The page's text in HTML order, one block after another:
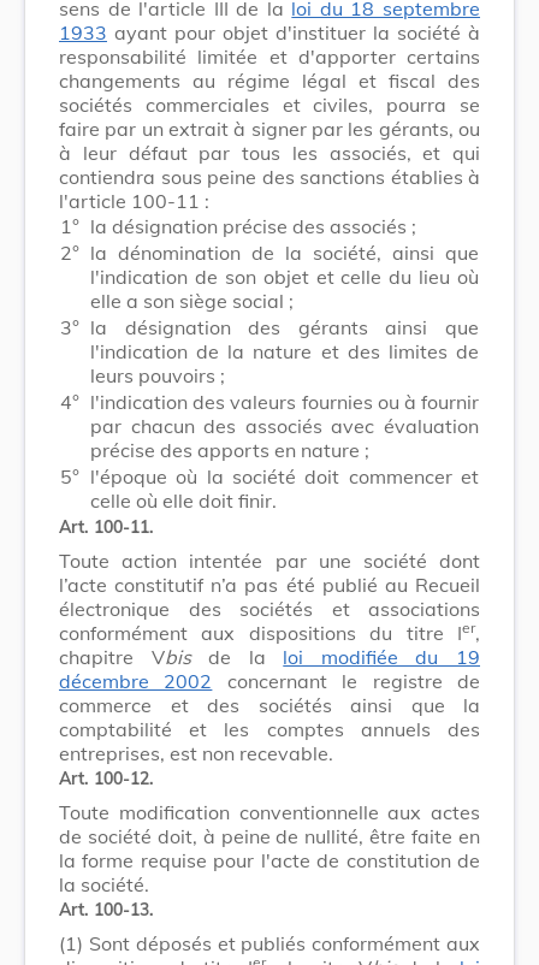
sens de l'article III de la loi du 18 septembre
1933 ayant pour objet d'instituer la société à
responsabilité limitée et d'apporter certains
changements au régime légal et fiscal des
sociétés commerciales et civiles, pourra se
faire par un extrait à signer par les gérants, ou
à leur défaut par tous les associés, et qui
contiendra sous peine des sanctions établies à
l'article 100-11 :
1° la désignation précise des associés ;
2° la dénomination de la société, ainsi que
l'indication de son objet et celle du lieu où
elle a son siège social ;
3° la désignation des gérants ainsi que
l'indication de la nature et des limites de
leurs pouvoirs ;
4° l'indication des valeurs fournies ou à fournir
par chacun des associés avec évaluation
précise des apports en nature ;
5° l'époque où la société doit commencer et
celle où elle doit finir.
Art. 100-11.
Toute action intentée par une société dont
l’acte constitutif n’a pas été publié au Recueil
électronique des sociétés et associations
conformément aux dispositions du titre Ier,
chapitre Vbisde la loi modifiée du 19
décembre 2002 concernant le registre de
commerce et des sociétés ainsi que la
comptabilité et les comptes annuels des
entreprises, est non recevable.
Art. 100-12.
Toute modification conventionnelle aux actes
de société doit, à peine de nullité, être faite en
la forme requise pour l'acte de constitution de
la société.
Art. 100-13.
(1) Sont déposés et publiés conformément aux